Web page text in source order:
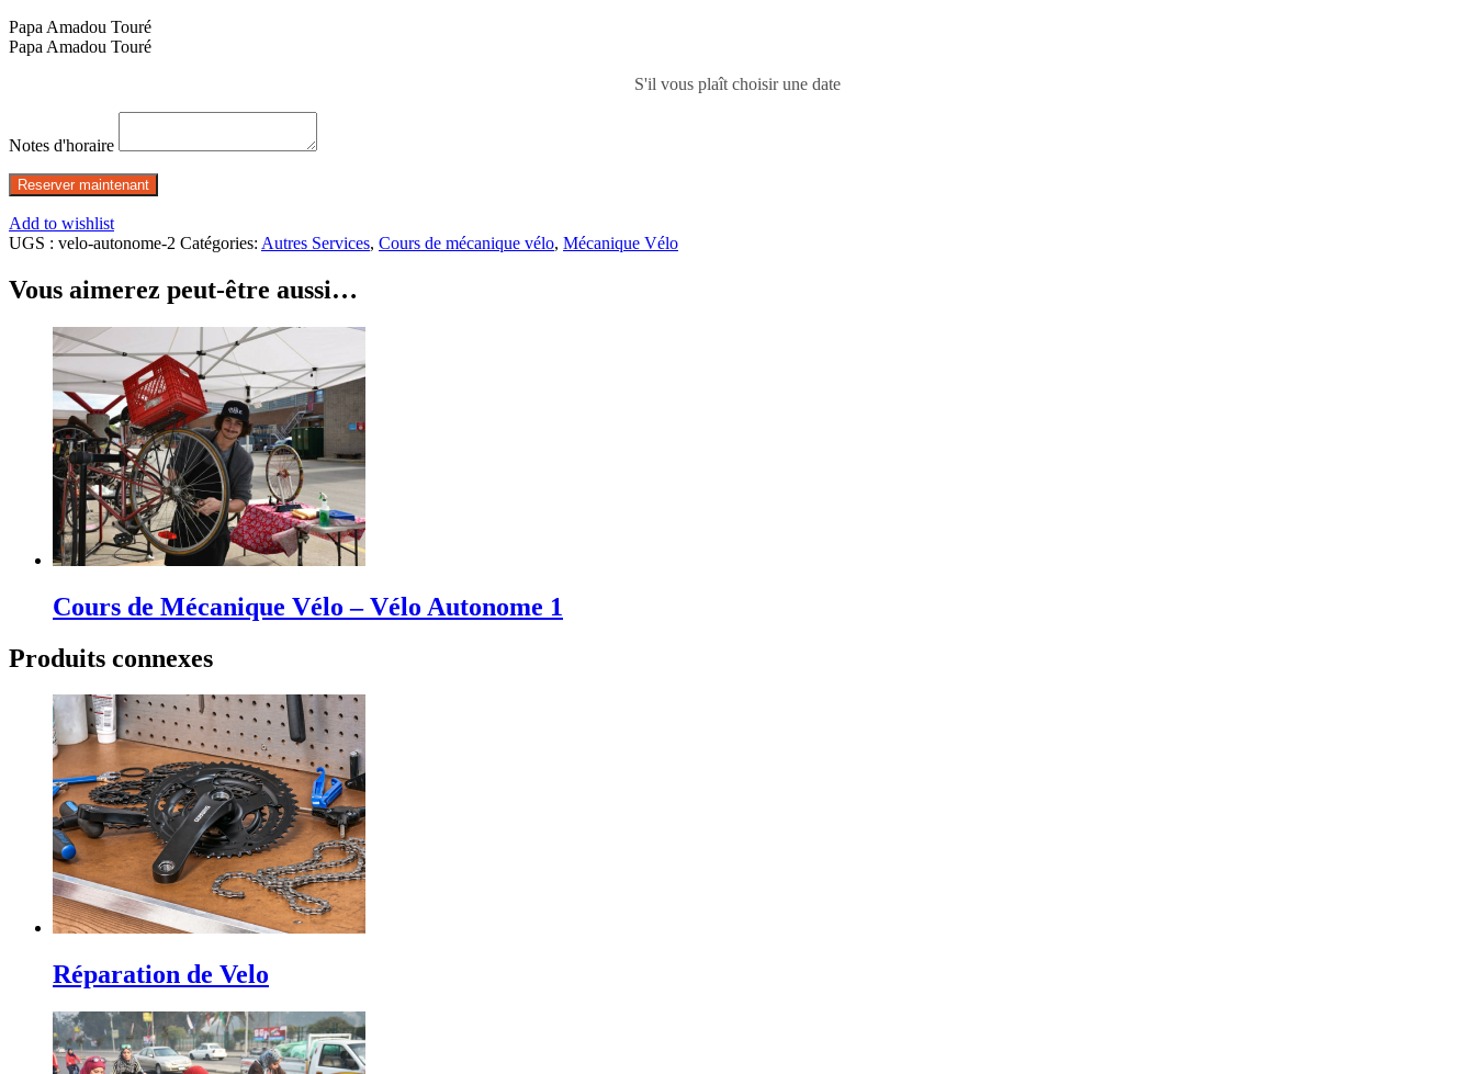
Papa Amadou Touré
Papa Amadou Touré
S'il vous plaît choisir une date
Notes d'horaire
Reserver maintenant
Add to wishlist
UGS : velo-autonome-2 Catégories: Autres Services, Cours de mécanique vélo, Mécanique Vélo
Vous aimerez peut-être aussi…
Cours de Mécanique Vélo – Vélo Autonome 1
Produits connexes
Réparation de Velo